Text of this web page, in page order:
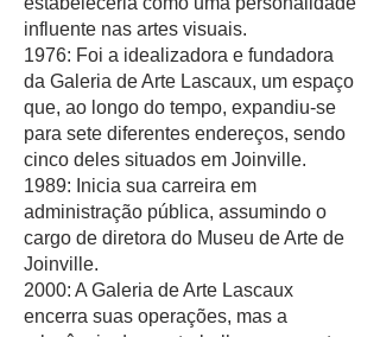
influente nas artes visuais.
1976: Foi a idealizadora e fundadora
da Galeria de Arte Lascaux, um espaço
que, ao longo do tempo, expandiu-se
para sete diferentes endereços, sendo
cinco deles situados em Joinville.
1989: Inicia sua carreira em
administração pública, assumindo o
cargo de diretora do Museu de Arte de
Joinville.
2000: A Galeria de Arte Lascaux
encerra suas operações, mas a